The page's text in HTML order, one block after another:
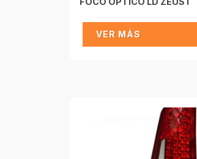
VER MÁS